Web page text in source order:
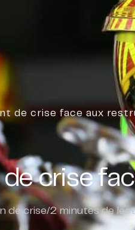
de crise face aux
crise
de crise/2minutes de